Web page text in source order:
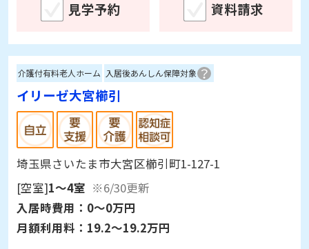
見学予約 資料請求
介護付有料老人ホーム 入居後あんしん保障対象
イリーゼ大宮櫛引
埼玉県さいたま市大宮区櫛引町1-127-1
[空室]1～4室 ※6/30更新
入居時費用： 0～0万円
月額利用料： 19.2～19.2万円